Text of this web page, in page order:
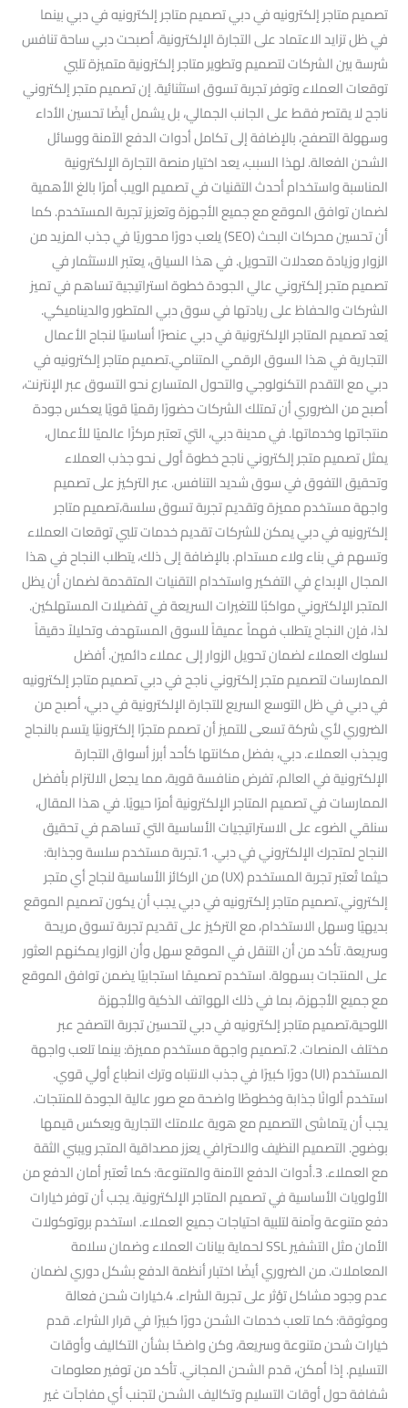
تصميم متاجر إلكترونيه في دبي تصميم متاجر إلكترونيه في دبي بينما
في ظل تزايد الاعتماد على التجارة الإلكترونية، أصبحت دبي ساحة تنافس
شرسة بين الشركات لتصميم وتطوير متاجر إلكترونية متميزة تلبي
توقعات العملاء وتوفر تجربة تسوق استثنائية. إن تصميم متجر إلكتروني
ناجح لا يقتصر فقط على الجانب الجمالي، بل يشمل أيضًا تحسين الأداء
وسهولة التصفح، بالإضافة إلى تكامل أدوات الدفع الآمنة ووسائل
الشحن الفعالة. لهذا السبب، يعد اختيار منصة التجارة الإلكترونية
المناسبة واستخدام أحدث التقنيات في تصميم الويب أمرًا بالغ الأهمية
لضمان توافق الموقع مع جميع الأجهزة وتعزيز تجربة المستخدم. كما
أن تحسين محركات البحث (SEO) يلعب دورًا محوريًا في جذب المزيد من
الزوار وزيادة معدلات التحويل. في هذا السياق، يعتبر الاستثمار في
تصميم متجر إلكتروني عالي الجودة خطوة استراتيجية تساهم في تميز
الشركات والحفاظ على ريادتها في سوق دبي المتطور والديناميكي.
يُعد تصميم المتاجر الإلكترونية في دبي عنصرًا أساسيًا لنجاح الأعمال
التجارية في هذا السوق الرقمي المتنامي.تصميم متاجر إلكترونيه في
دبي مع التقدم التكنولوجي والتحول المتسارع نحو التسوق عبر الإنترنت،
أصبح من الضروري أن تمتلك الشركات حضورًا رقميًا قويًا يعكس جودة
منتجاتها وخدماتها. في مدينة دبي، التي تعتبر مركزًا عالميًا للأعمال،
يمثل تصميم متجر إلكتروني ناجح خطوة أولى نحو جذب العملاء
وتحقيق التفوق في سوق شديد التنافس. عبر التركيز على تصميم
واجهة مستخدم مميزة وتقديم تجربة تسوق سلسة،تصميم متاجر
إلكترونيه في دبي يمكن للشركات تقديم خدمات تلبي توقعات العملاء
وتسهم في بناء ولاء مستدام. بالإضافة إلى ذلك، يتطلب النجاح في هذا
المجال الإبداع في التفكير واستخدام التقنيات المتقدمة لضمان أن يظل
المتجر الإلكتروني مواكبًا للتغيرات السريعة في تفضيلات المستهلكين.
لذا، فإن النجاح يتطلب فهماً عميقاً للسوق المستهدف وتحليلاً دقيقاً
لسلوك العملاء لضمان تحويل الزوار إلى عملاء دائمين. أفضل
الممارسات لتصميم متجر إلكتروني ناجح في دبي تصميم متاجر إلكترونيه
في دبي في ظل التوسع السريع للتجارة الإلكترونية في دبي، أصبح من
الضروري لأي شركة تسعى للتميز أن تصمم متجرًا إلكترونيًا يتسم بالنجاح
ويجذب العملاء. دبي، بفضل مكانتها كأحد أبرز أسواق التجارة
الإلكترونية في العالم، تفرض منافسة قوية، مما يجعل الالتزام بأفضل
الممارسات في تصميم المتاجر الإلكترونية أمرًا حيويًا. في هذا المقال،
سنلقي الضوء على الاستراتيجيات الأساسية التي تساهم في تحقيق
النجاح لمتجرك الإلكتروني في دبي. 1.تجربة مستخدم سلسة وجذابة:
حيثما تُعتبر تجربة المستخدم (UX) من الركائز الأساسية لنجاح أي متجر
إلكتروني.تصميم متاجر إلكترونيه في دبي يجب أن يكون تصميم الموقع
بديهيًا وسهل الاستخدام، مع التركيز على تقديم تجربة تسوق مريحة
وسريعة. تأكد من أن التنقل في الموقع سهل وأن الزوار يمكنهم العثور
على المنتجات بسهولة. استخدم تصميمًا استجابيًا يضمن توافق الموقع
مع جميع الأجهزة، بما في ذلك الهواتف الذكية والأجهزة
اللوحية،تصميم متاجر إلكترونيه في دبي لتحسين تجربة التصفح عبر
مختلف المنصات. 2.تصميم واجهة مستخدم مميزة: بينما تلعب واجهة
المستخدم (UI) دورًا كبيرًا في جذب الانتباه وترك انطباع أولي قوي.
استخدم ألوانًا جذابة وخطوطًا واضحة مع صور عالية الجودة للمنتجات.
يجب أن يتماشى التصميم مع هوية علامتك التجارية ويعكس قيمها
بوضوح. التصميم النظيف والاحترافي يعزز مصداقية المتجر ويبني الثقة
مع العملاء. 3.أدوات الدفع الآمنة والمتنوعة: كما تُعتبر أمان الدفع من
الأولويات الأساسية في تصميم المتاجر الإلكترونية. يجب أن توفر خيارات
دفع متنوعة وآمنة لتلبية احتياجات جميع العملاء. استخدم بروتوكولات
الأمان مثل التشفير SSL لحماية بيانات العملاء وضمان سلامة
المعاملات. من الضروري أيضًا اختبار أنظمة الدفع بشكل دوري لضمان
عدم وجود مشاكل تؤثر على تجربة الشراء. 4.خيارات شحن فعالة
وموثوقة: كما تلعب خدمات الشحن دورًا كبيرًا في قرار الشراء. قدم
خيارات شحن متنوعة وسريعة، وكن واضحًا بشأن التكاليف وأوقات
التسليم. إذا أمكن، قدم الشحن المجاني. تأكد من توفير معلومات
شفافة حول أوقات التسليم وتكاليف الشحن لتجنب أي مفاجآت غير